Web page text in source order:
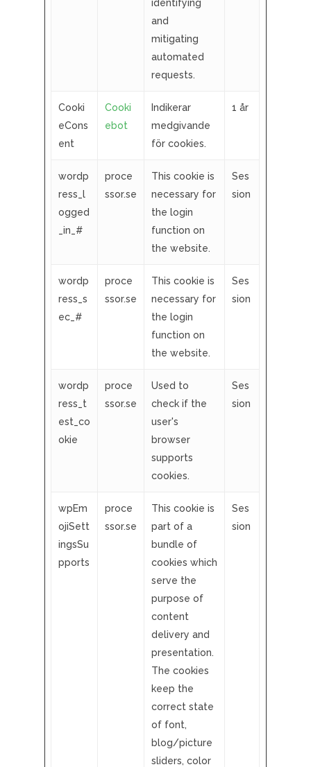
identifying
and
mitigating
automated
requests.
Cooki
eCons
ent
Cooki
ebot
Indikerar
medgivande
för cookies.
1 år
wordp
ress_l
ogged
_in_#
proce
ssor.se
This cookie is
necessary for
the login
function on
the website.
Ses
sion
wordp
ress_s
ec_#
proce
ssor.se
This cookie is
necessary for
the login
function on
the website.
Ses
sion
wordp
ress_t
est_co
okie
proce
ssor.se
Used to
check if the
user's
browser
supports
cookies.
Ses
sion
wpEm
ojiSett
ingsSu
pports
proce
ssor.se
This cookie is
part of a
bundle of
cookies which
serve the
purpose of
content
delivery and
presentation.
The cookies
keep the
correct state
of font,
blog/picture
sliders, color
Ses
sion